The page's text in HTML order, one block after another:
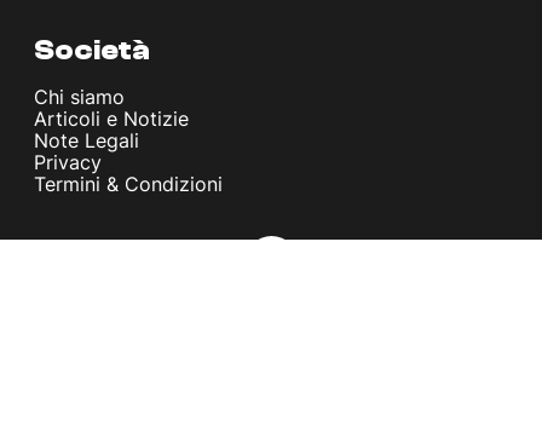
Società
Chi siamo
Articoli e Notizie
Note Legali
Privacy
Termini & Condizioni